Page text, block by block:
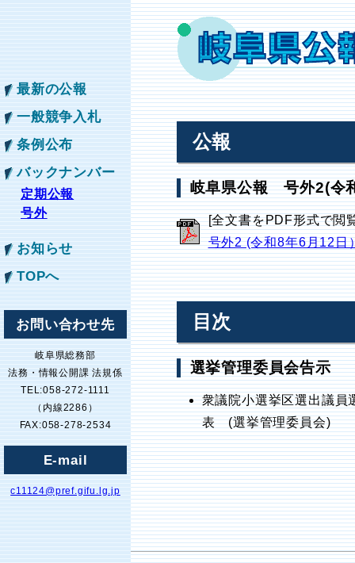
最新の公報
一般競争入札
条例公布
バックナンバー
定期公報
号外
お知らせ
TOPへ
お問い合わせ先
岐阜県総務部
法務・情報公開課 法規係
TEL:058-272-1111
（内線2286）
FAX:058-278-2534
E-mail
c11124@pref.gifu.lg.jp
公報
岐阜県公報 号外2(令
[全文書をPDF形式で閲
号外2 (令和8年6月12日
目次
選挙管理委員会告示
衆議院小選挙区選出議員
表 (選挙管理委員会)